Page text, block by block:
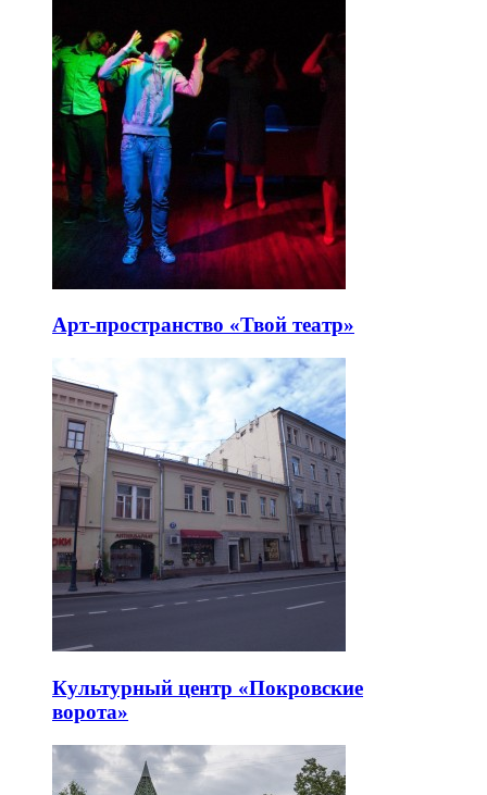
Арт-пространство «Твой театр»
Культурный центр «Покровские
ворота»